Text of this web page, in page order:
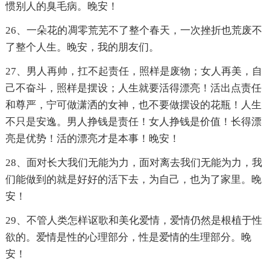
惯别人的臭毛病。晚安！
26、一朵花的凋零荒芜不了整个春天，一次挫折也荒废不
了整个人生。晚安，我的朋友们。
27、男人再帅，扛不起责任，照样是废物；女人再美，自
己不奋斗，照样是摆设；人生就要活得漂亮！活出点责任
和尊严，宁可做潇洒的女神，也不要做摆设的花瓶！人生
不只是安逸。男人挣钱是责任！女人挣钱是价值！长得漂
亮是优势！活的漂亮才是本事！晚安！
28、面对长大我们无能为力，面对离去我们无能为力，我
们能做到的就是好好的活下去，为自己，也为了家里。晚
安！
29、不管人类怎样讴歌和美化爱情，爱情仍然是根植于性
欲的。爱情是性的心理部分，性是爱情的生理部分。晚
安！